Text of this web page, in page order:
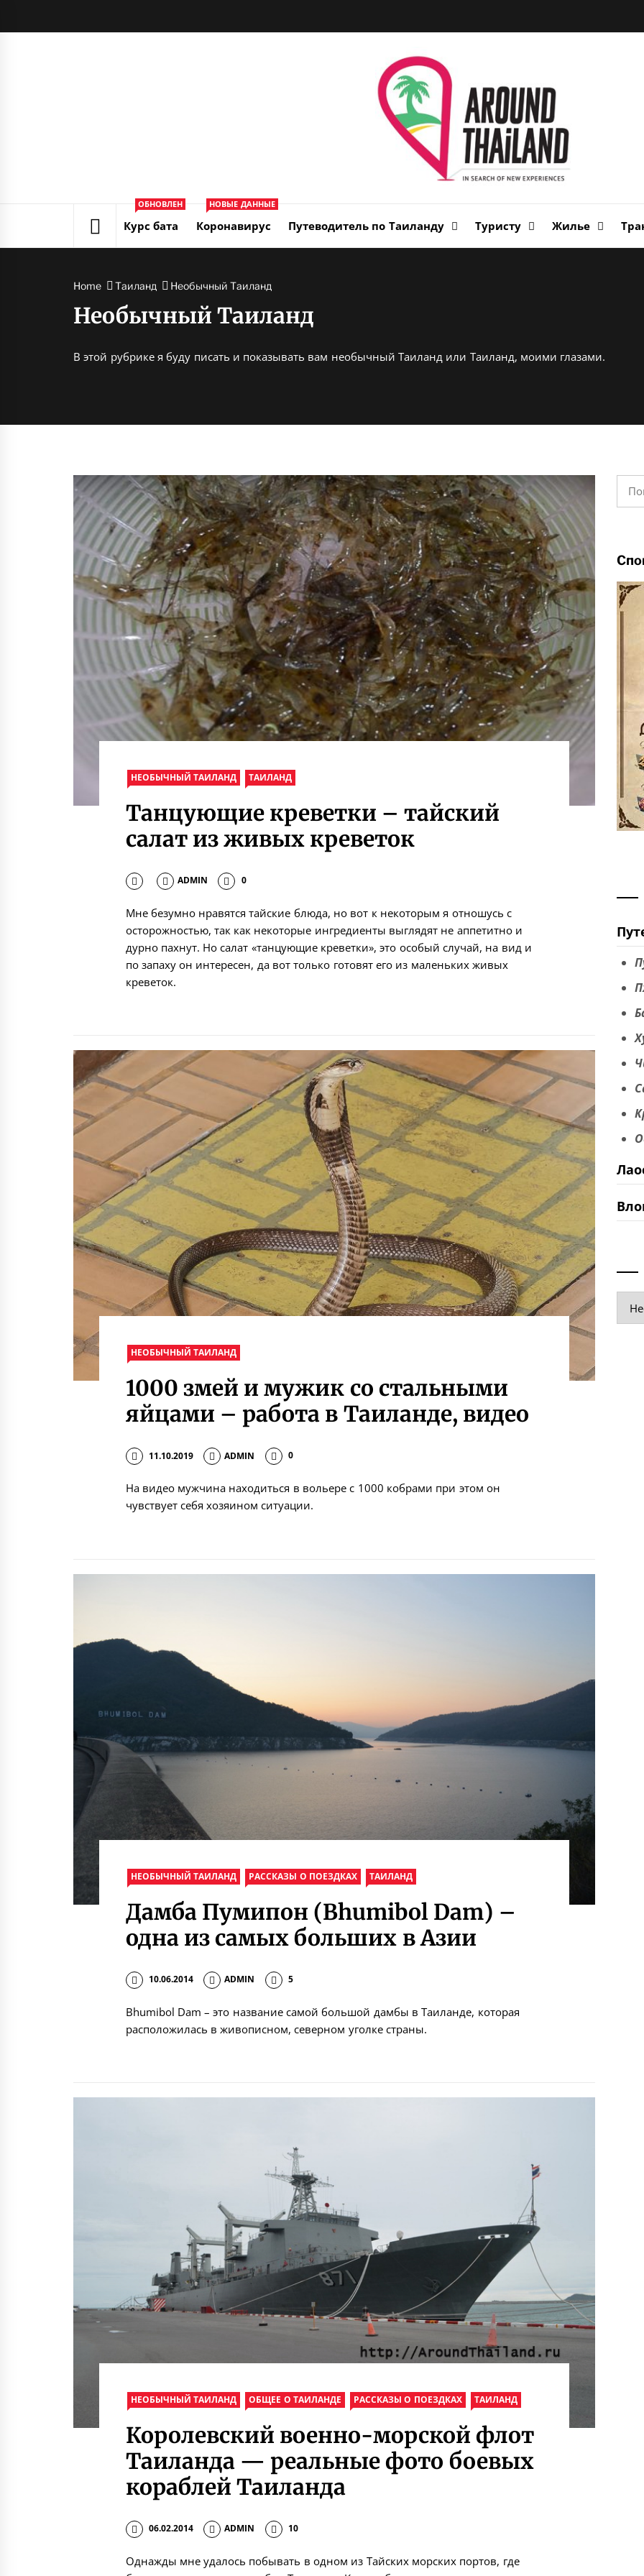
Курс бата
ОБНОВЛЕН
Коронавирус
НОВЫЕ ДАННЫЕ
Путеводитель по Таиланду Туристу Жилье
Home Таиланд Необычный Таиланд
Необычный Таиланд
В этой рубрике я буду писать и показывать вам необычный Таиланд или Таиланд, моими глазами.
НЕОБЫЧНЫЙ ТАИЛАНД ТАИЛАНД
Танцующие креветки – тайский
салат из живых креветок
ADMIN 0
Мне безумно нравятся тайские блюда, но вот к некоторым я отношусь с
осторожностью, так как некоторые ингредиенты выглядят не аппетитно и
дурно пахнут. Но салат «танцующие креветки», это особый случай, на вид и
по запаху он интересен, да вот только готовят его из маленьких живых
креветок.
НЕОБЫЧНЫЙ ТАИЛАНД
1000 змей и мужик со стальными
яйцами – работа в Таиланде, видео
11.10.2019 ADMIN 0
На видео мужчина находиться в вольере с 1000 кобрами при этом он
чувствует себя хозяином ситуации.
НЕОБЫЧНЫЙ ТАИЛАНД РАССКАЗЫ О ПОЕЗДКАХ ТАИЛАНД
Дамба Пумипон (Bhumibol Dam) –
одна из самых больших в Азии
10.06.2014 ADMIN 5
Bhumibol Dam – это название самой большой дамбы в Таиланде, которая
расположилась в живописном, северном уголке страны.
НЕОБЫЧНЫЙ ТАИЛАНД ОБЩЕЕ О ТАИЛАНДЕ РАССКАЗЫ О ПОЕЗДКАХ ТАИЛАНД
Королевский военно-морской флот
Таиланда — реальные фото боевых
кораблей Таиланда
06.02.2014 ADMIN 10
Однажды мне удалось побывать в одном из Тайских морских портов, где